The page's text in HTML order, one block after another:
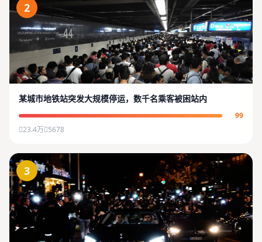
2
某城市地铁站突发大规模停运，数千名乘客被困站内
99
23.4万 5678
3